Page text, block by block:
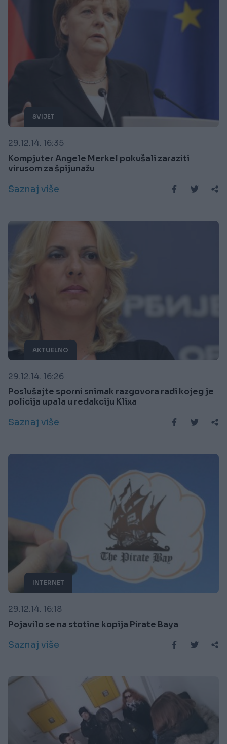
SVIJET
29.12.14. 16:35
Kompjuter Angele Merkel pokušali zaraziti
virusom za špijunažu
Saznaj više
AKTUELNO
29.12.14. 16:26
Poslušajte sporni snimak razgovora radi kojeg je
policija upala u redakciju Klixa
Saznaj više
INTERNET
29.12.14. 16:18
Pojavilo se na stotine kopija Pirate Baya
Saznaj više